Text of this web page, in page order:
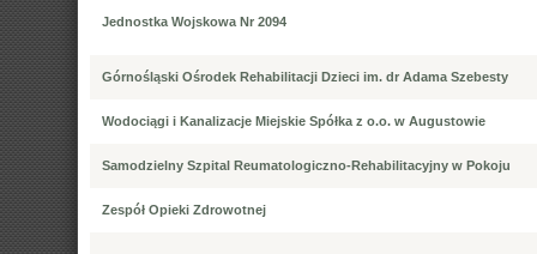
Jednostka Wojskowa Nr 2094
Górnośląski Ośrodek Rehabilitacji Dzieci im. dr Adama Szebesty
Wodociągi i Kanalizacje Miejskie Spółka z o.o. w Augustowie
Samodzielny Szpital Reumatologiczno-Rehabilitacyjny w Pokoju
Zespół Opieki Zdrowotnej